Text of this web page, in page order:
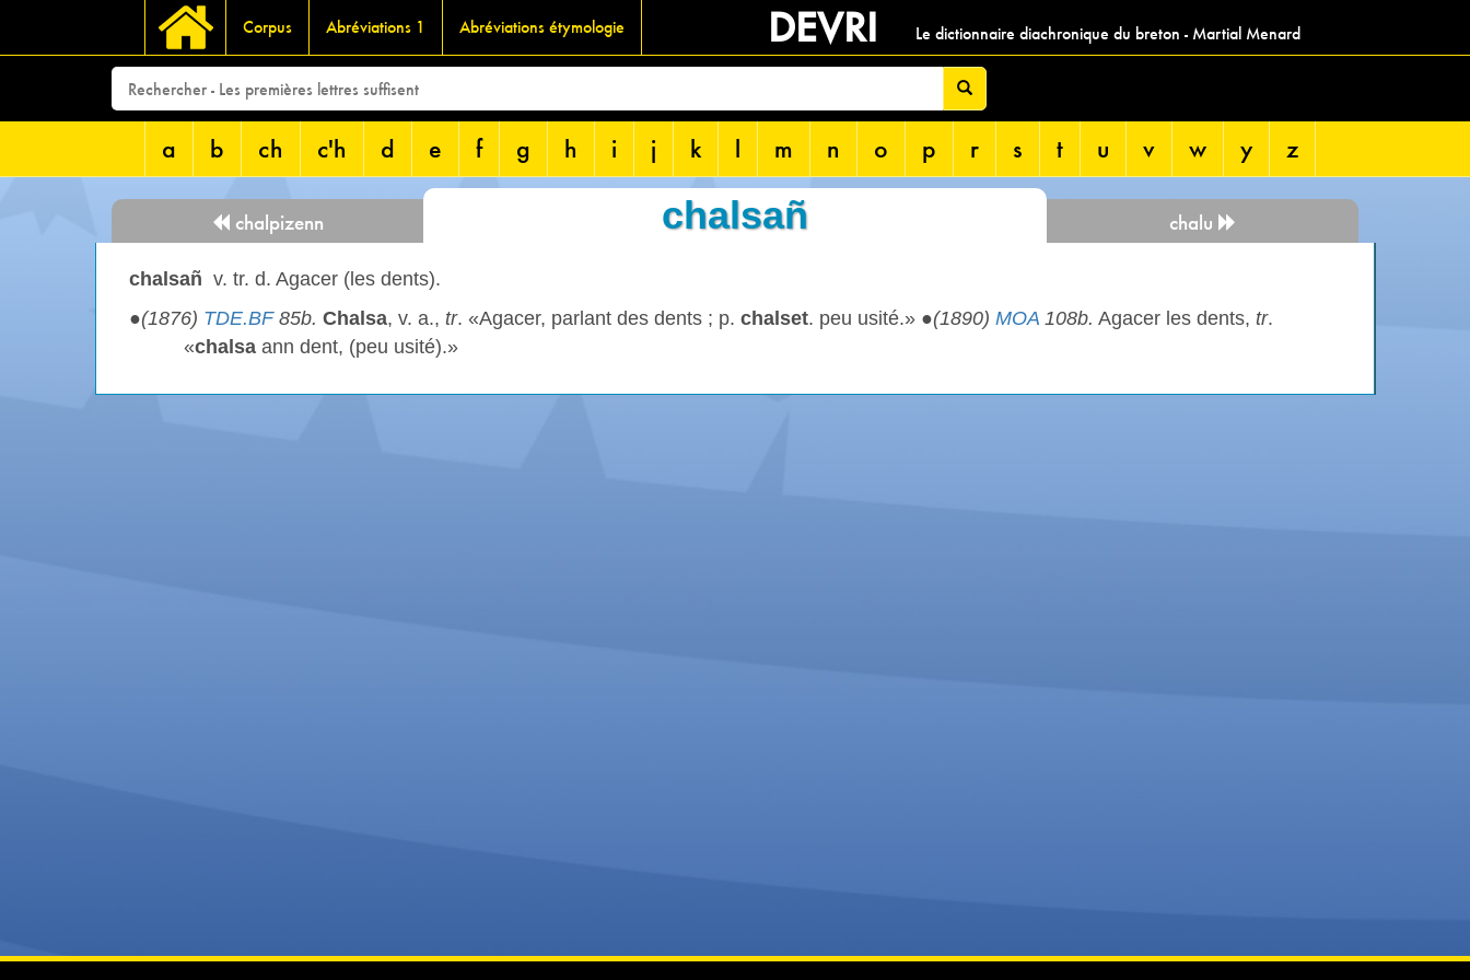
Corpus Abréviations 1 Abréviations étymologie DEVRI Le dictionnaire diachronique du breton - Martial Menard
a b ch c'h d e f g h i j k l m n o p r s t u v w y z
chalpizenn chalsañ chalu
chalsañ v. tr. d. Agacer (les dents).
●(1876) TDE.BF85b. Chalsa, v. a., tr. «Agacer, parlant des dents ; p. chalset. peu usité.» ●(1890) MOA 108b. Agacer les dents, tr.
«chalsa ann dent, (peu usité).»